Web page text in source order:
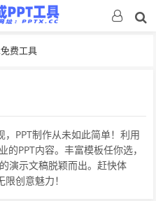
费工具
PPT制作从未如此简单！利用
PPT内容。丰富模板任你选，
演示文稿脱颖而出。赶快体
创意魅力！